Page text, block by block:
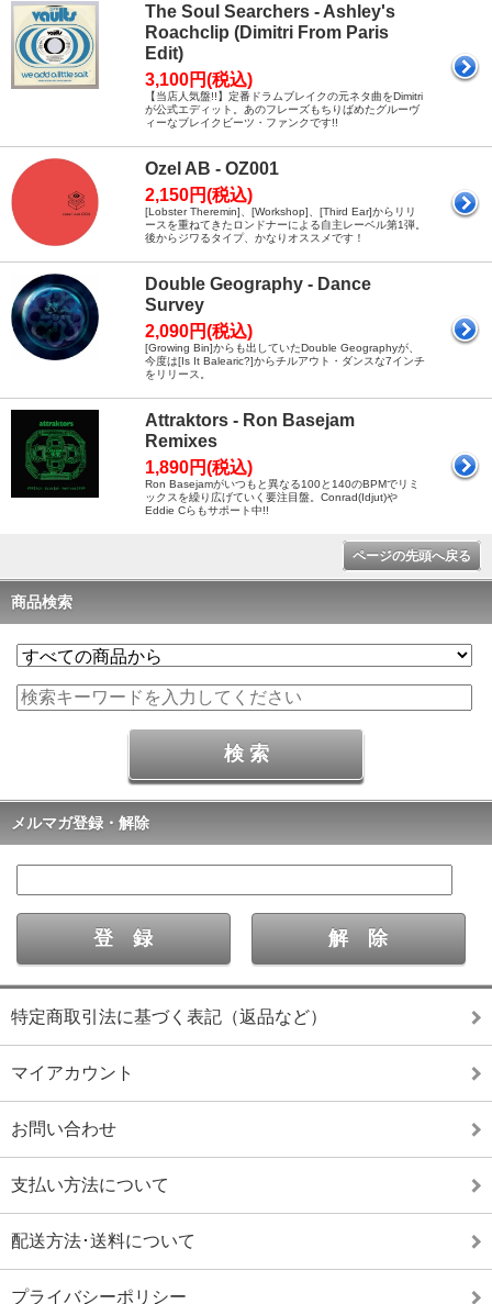
The Soul Searchers - Ashley's
Roachclip (Dimitri From Paris
Edit)
3,100円(税込)
【当店人気盤!!】定番ドラムブレイクの元ネタ曲をDimitri
が公式エディット。あのフレーズもちりばめたグルーヴ
ィーなブレイクビーツ・ファンクです!!
Ozel AB - OZ001
2,150円(税込)
[Lobster Theremin]、[Workshop]、[Third Ear]からリリ
ースを重ねてきたロンドナーによる自主レーベル第1弾。
後からジワるタイプ、かなりオススメです！
Double Geography - Dance
Survey
2,090円(税込)
[Growing Bin]からも出していたDouble Geographyが、
今度は[Is It Balearic?]からチルアウト・ダンスな7インチ
をリリース。
Attraktors - Ron Basejam
Remixes
1,890円(税込)
Ron Basejamがいつもと異なる100と140のBPMでリミ
ックスを繰り広げていく要注目盤。Conrad(Idjut)や
Eddie Cらもサポート中!!
ページの先頭へ戻る
商品検索
メルマガ登録・解除
特定商取引法に基づく表記（返品など）
マイアカウント
お問い合わせ
支払い方法について
配送方法･送料について
プライバシーポリシー